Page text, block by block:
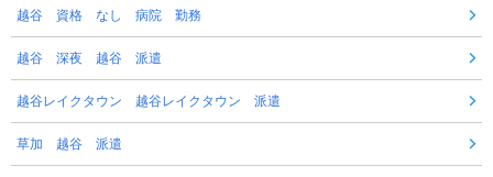
越谷 資格 なし 病院 勤務
越谷 深夜 越谷 派遣
越谷レイクタウン 越谷レイクタウン 派遣
草加 越谷 派遣